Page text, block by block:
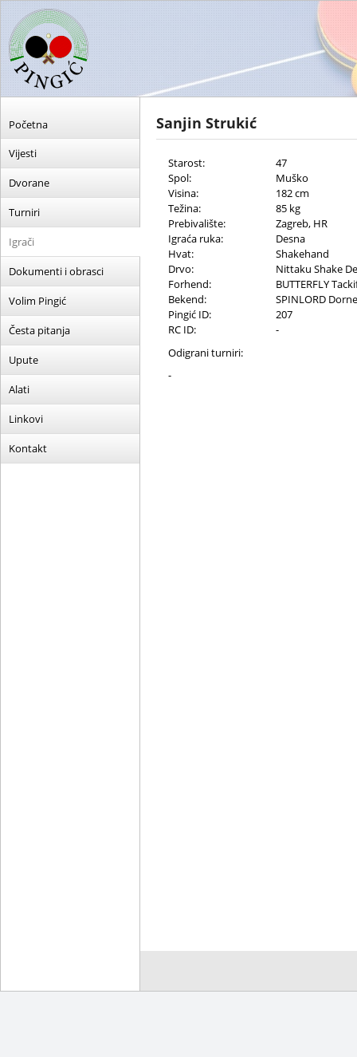
Početna
Vijesti
Dvorane
Turniri
Igrači
Dokumenti i obrasci
Volim Pingić
Česta pitanja
Upute
Alati
Linkovi
Kontakt
Sanjin Strukić
Starost:
47
Spol:
Muško
Visina:
182 cm
Težina:
85 kg
Prebivalište:
Zagreb, HR
Igraća ruka:
Desna
Hvat:
Shakehand
Drvo:
Nittaku Shake
Forhend:
BUTTERFLY
Bekend:
SPINLORD
Pingić ID:
207
RC ID:
-
Odigrani turniri:
-